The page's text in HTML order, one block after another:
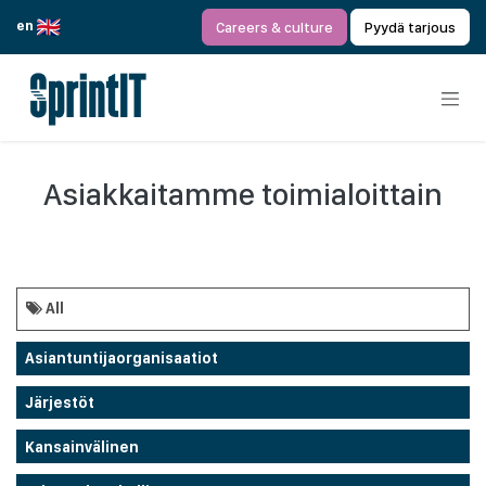
en
Careers & culture Pyydä tarjous
Asiakkaitamme toimialoittain
All
Asiantuntijaorganisaatiot
Järjestöt
Kansainvälinen